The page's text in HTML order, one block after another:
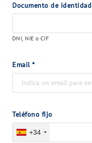
Documento de identidad
DNI, NIE o CIF
Email *
Teléfono fijo
+34